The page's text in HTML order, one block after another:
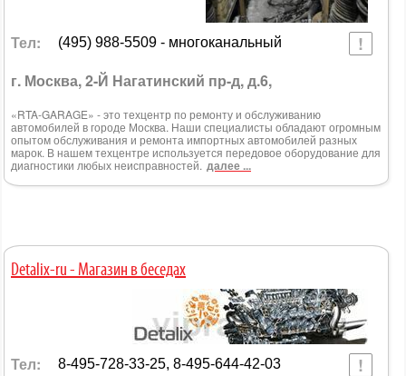
Тел: (495) 988-5509 - многоканальный
г. Москва, 2-Й Нагатинский пр-д, д.6,
«RTA-GARAGE» - это техцентр по ремонту и обслуживанию
автомобилей в городе Москва. Наши специалисты обладают огромным
опытом обслуживания и ремонта импортных автомобилей разных
марок. В нашем техцентре используется передовое оборудование для
диагностики любых неисправностей. далее ...
Detalix-ru - Магазин в беседах
Тел: 8-495-728-33-25, 8-495-644-42-03